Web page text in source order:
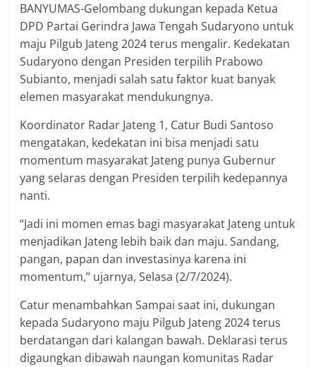
BANYUMAS-Gelombang dukungan kepada Ketua
DPD Partai Gerindra Jawa Tengah Sudaryono untuk
maju Pilgub Jateng 2024 terus mengalir. Kedekatan
Sudaryono dengan Presiden terpilih Prabowo
Subianto, menjadi salah satu faktor kuat banyak
elemen masyarakat mendukungnya.
Koordinator Radar Jateng 1, Catur Budi Santoso
mengatakan, kedekatan ini bisa menjadi satu
momentum masyarakat Jateng punya Gubernur
yang selaras dengan Presiden terpilih kedepannya
nanti.
“Jadi ini momen emas bagi masyarakat Jateng untuk
menjadikan Jateng lebih baik dan maju. Sandang,
pangan, papan dan investasinya karena ini
momentum,” ujarnya, Selasa (2/7/2024).
Catur menambahkan Sampai saat ini, dukungan
kepada Sudaryono maju Pilgub Jateng 2024 terus
berdatangan dari kalangan bawah. Deklarasi terus
digaungkan dibawah naungan komunitas Radar